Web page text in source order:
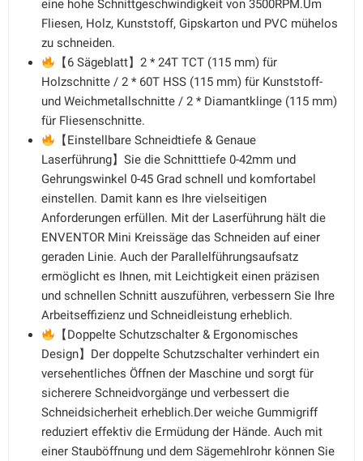
eine hohe Schnittgeschwindigkeit von 3500RPM.Um
Fliesen, Holz, Kunststoff, Gipskarton und PVC mühelos
zu schneiden.
【6 Sägeblatt】2 * 24T TCT (115 mm) für
Holzschnitte / 2 * 60T HSS (115 mm) für Kunststoff-
und Weichmetallschnitte / 2 * Diamantklinge (115 mm)
für Fliesenschnitte.
【Einstellbare Schneidtiefe & Genaue
Laserführung】Sie die Schnitttiefe 0-42mm und
Gehrungswinkel 0-45 Grad schnell und komfortabel
einstellen. Damit kann es Ihre vielseitigen
Anforderungen erfüllen. Mit der Laserführung hält die
ENVENTOR Mini Kreissäge das Schneiden auf einer
geraden Linie. Auch der Parallelführungsaufsatz
ermöglicht es Ihnen, mit Leichtigkeit einen präzisen
und schnellen Schnitt auszuführen, verbessern Sie Ihre
Arbeitseffizienz und Schneidleistung erheblich.
【Doppelte Schutzschalter & Ergonomisches
Design】Der doppelte Schutzschalter verhindert ein
versehentliches Öffnen der Maschine und sorgt für
sicherere Schneidvorgänge und verbessert die
Schneidsicherheit erheblich.Der weiche Gummigriff
reduziert effektiv die Ermüdung der Hände. Auch mit
einer Stauböffnung und dem Sägemehlrohr können Sie